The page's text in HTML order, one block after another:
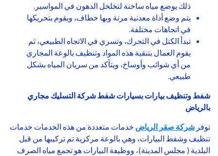
ذلك يوضع مياه ساخنة لتخلخل الدهون في المواسير.
يتم وضع أداة معدنية مرنة وبها خطاف، ويقوم بتحريكها
في اتجاهات مختلفة.
تبدأ الكتل في التحرك، وتسري في الاتجاه الطبيعي، ثم
يقوم العمال بتنقية هذه المواد وتنظيف بالوعة المجاري
من أي شوائب وأوساخ، ويتأكد من سريان المياه بشكل
طبيعي.
شفط وتنظيف بيارات بسيارات شفط شركة التسليك مجاري
بالرياض
توفر شركة صقر الرياض خدمات متعددة من هذه الخدمات خدمات
تنظيف وشفط البيارات، وهي بالوعة مركزية تم تركيبها من قبل
البلدية ( مجلس المدينة)، ووظيفة البيارات هو تجمع مياه الصرف